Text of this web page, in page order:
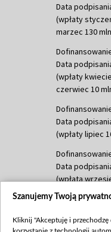
Data
(wpłaty
marzec 130
Data
(wpłaty
czerwiec 10
Data
(wpłaty lipiec
Data
(wpłata
Dofinansowanie
(wpłata
Szanujemy Twoją
Kliknij "Akceptuję i przechodzę